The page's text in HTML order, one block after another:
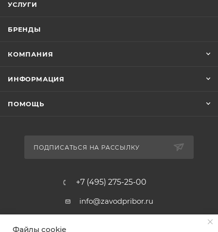
УСЛУГИ
БРЕНДЫ
КОМПАНИЯ
ИНФОРМАЦИЯ
ПОМОЩЬ
ПОДПИСАТЬСЯ НА РАССЫЛКУ
+7 (495) 275-25-00
info@zavodpribor.ru
Файлы cookie